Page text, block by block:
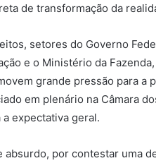
de transformação da
setores do Governo
e o Ministério da
grande pressão para a
em plenário na Câmara
expectativa geral.
por contestar uma